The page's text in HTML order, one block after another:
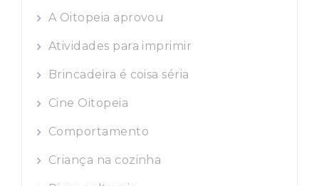
A Oitopeia aprovou
Atividades para imprimir
Brincadeira é coisa séria
Cine Oitopeia
Comportamento
Criança na cozinha